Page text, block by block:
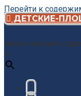
Перейти к
ДЕТСКИЕ-
легко искать
×